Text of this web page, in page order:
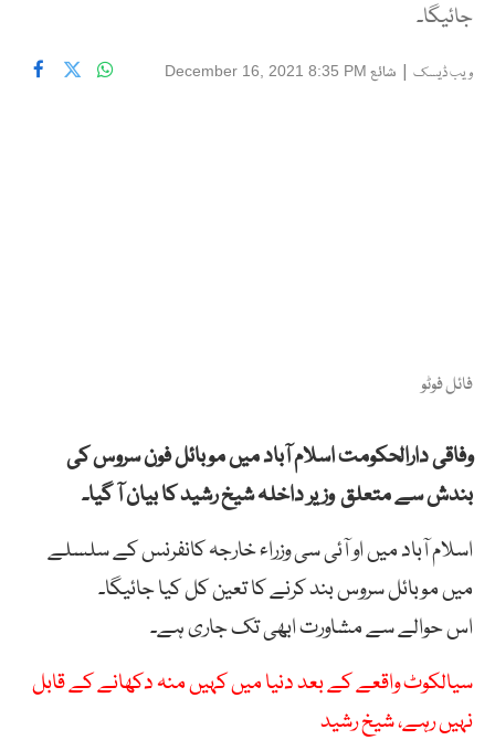
جائیگا۔
ویب ڈیسک | شائع December 16, 2021 8:35 PM
فائل فوٹو
وفاقی دارالحکومت اسلام آباد میں موبائل فون سروس کی
بندش سے متعلق وزیر داخلہ شیخ رشید کا بیان آ گیا۔
اسلام آباد میں او آئی سی وزراء خارجہ کانفرنس کے سلسلے
میں موبائل سروس بند کرنے کا تعین کل کیا جائیگا۔
اس حوالے سے مشاورت ابھی تک جاری ہے۔
سیالکوٹ واقعے کے بعد دنیا میں کہیں منہ دکھانے کے قابل
نہیں رہے، شیخ رشید